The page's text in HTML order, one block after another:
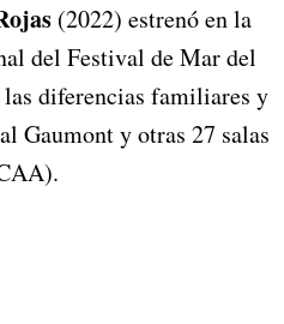
(2022) estrenó en la
del Festival de Mar del
diferencias familiares y
Gaumont y otras 27 salas